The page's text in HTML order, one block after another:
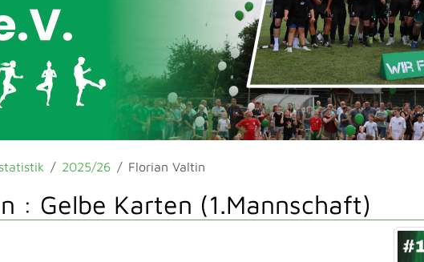
2025/26 Florian Valtin
: Gelbe Karten (1.Mannschaft)